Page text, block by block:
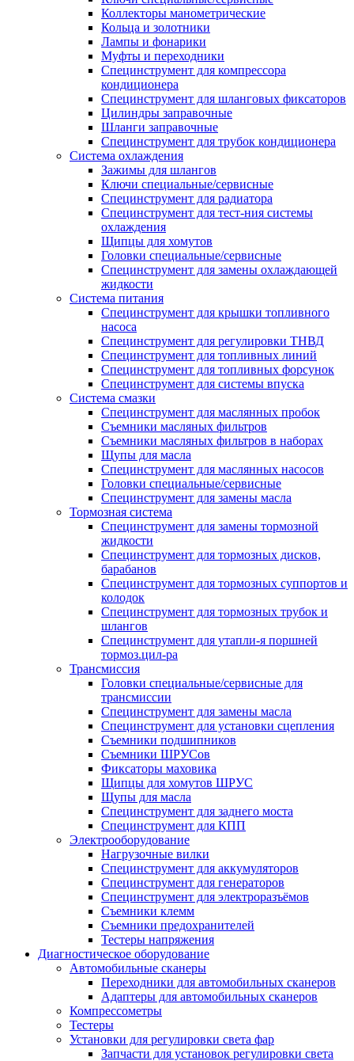
Коллекторы манометрические
Кольца и золотники
Лампы и фонарики
Муфты и переходники
Специнструмент для компрессора
кондиционера
Специнструмент для шланговых фиксаторов
Цилиндры заправочные
Шланги заправочные
Специнструмент для трубок кондиционера
Система охлаждения
Зажимы для шлангов
Ключи специальные/сервисные
Специнструмент для радиатора
Специнструмент для тест-ния системы
охлаждения
Щипцы для хомутов
Головки специальные/сервисные
Специнструмент для замены охлаждающей
жидкости
Система питания
Специнструмент для крышки топливного
насоса
Специнструмент для регулировки ТНВД
Специнструмент для топливных линий
Специнструмент для топливных форсунок
Специнструмент для системы впуска
Система смазки
Специнструмент для маслянных пробок
Съемники масляных фильтров
Съемники масляных фильтров в наборах
Щупы для масла
Специнструмент для маслянных насосов
Головки специальные/сервисные
Специнструмент для замены масла
Тормозная система
Специнструмент для замены тормозной
жидкости
Специнструмент для тормозных дисков,
барабанов
Специнструмент для тормозных суппортов и
колодок
Специнструмент для тормозных трубок и
шлангов
Специнструмент для утапли-я поршней
тормоз.цил-ра
Трансмиссия
Головки специальные/сервисные для
трансмиссии
Специнструмент для замены масла
Специнструмент для установки сцепления
Съемники подшипников
Съемники ШРУСов
Фиксаторы маховика
Щипцы для хомутов ШРУС
Щупы для масла
Специнструмент для заднего моста
Специнструмент для КПП
Электрооборудование
Нагрузочные вилки
Специнструмент для аккумуляторов
Специнструмент для генераторов
Специнструмент для электроразъёмов
Съемники клемм
Съемники предохранителей
Тестеры напряжения
Диагностическое оборудование
Автомобильные сканеры
Переходники для автомобильных сканеров
Адаптеры для автомобильных сканеров
Компрессометры
Тестеры
Установки для регулировки света фар
Запчасти для установок регулировки света